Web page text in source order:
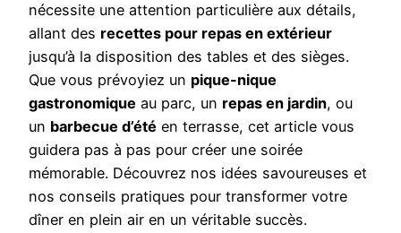
nécessite une attention particulière aux détails,
allant des recettes pour repas en extérieur
jusqu’à la disposition des tables et des sièges.
Que vous prévoyiez un pique-nique
gastronomique au parc, un repas en jardin, ou
un barbecue d’été en terrasse, cet article vous
guidera pas à pas pour créer une soirée
mémorable. Découvrez nos idées savoureuses et
nos conseils pratiques pour transformer votre
dîner en plein air en un véritable succès.